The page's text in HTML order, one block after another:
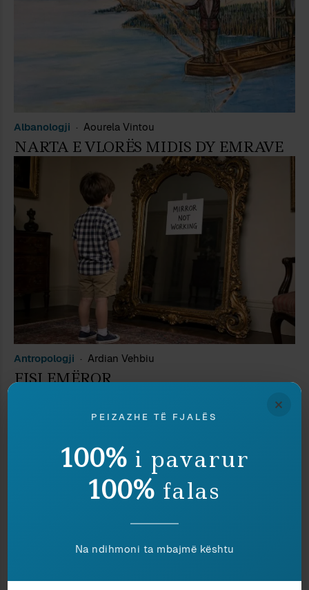
Albanologji Aourela Vintou
NARTA E VLORËS MIDIS DY EMRAVE
Antropologji Ardian Vehbiu
FISI EMËROR
×
PEIZAZHE TË FJALËS
100% i pavarur
100% falas
Na ndihmoni ta mbajmë kështu